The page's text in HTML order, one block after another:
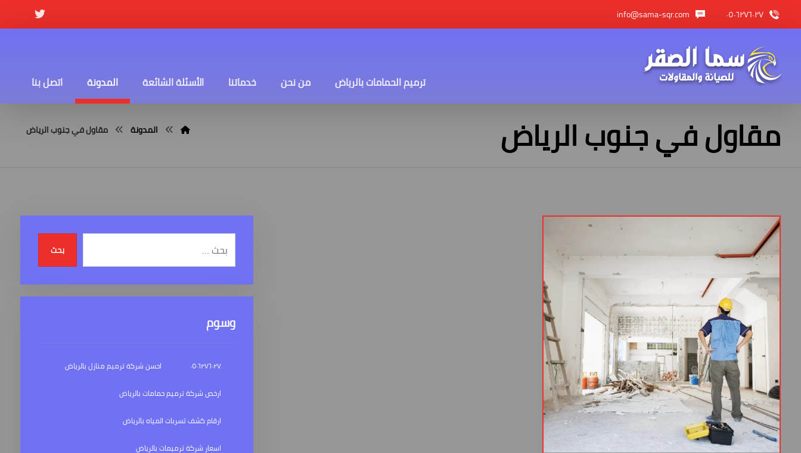
٠٥٠٦٢٧٦٠٢٧ info@sama-sqr.com
ترميم الحمامات بالرياض من نحن خدماتنا الأسئلة الشائعة المدونة اتصل بنا
مقاول في جنوب الرياض المدونة مقاول في جنوب الرياض
بحث
وسوم
٠٥٠٦٢٧٦٠٢٧
احسن شركة ترميم منازل بالرياض
ارخص شركة ترميم حمامات بالرياض
ارقام كشف تسربات المياه بالرياض
اسعار شركة ترميمات بالرياض